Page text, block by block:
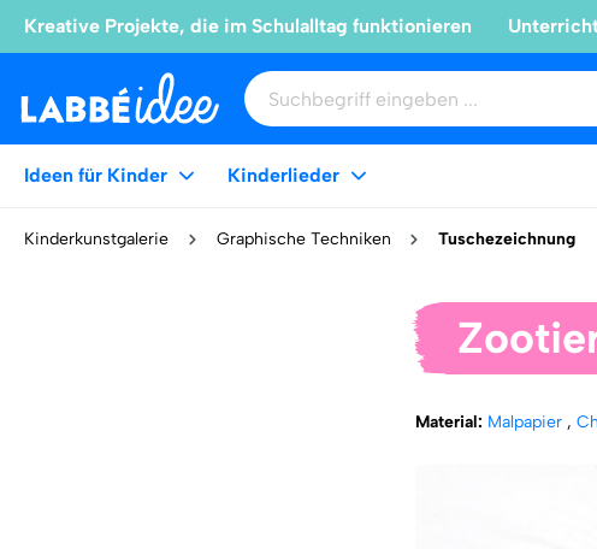
Kreative Projekte, die im Schulalltag funktionieren
Ideen für Kinder Kinderlieder
Kinderkunstgalerie Graphische Techniken Tuschezeichnung
Material: Malpapier ,